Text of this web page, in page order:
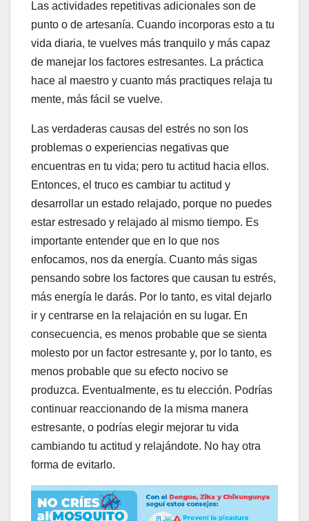
Las actividades repetitivas adicionales son de
punto o de artesanía. Cuando incorporas esto a tu
vida diaria, te vuelves más tranquilo y más capaz
de manejar los factores estresantes. La práctica
hace al maestro y cuanto más practiques relaja tu
mente, más fácil se vuelve.
Las verdaderas causas del estrés no son los
problemas o experiencias negativas que
encuentras en tu vida; pero tu actitud hacia ellos.
Entonces, el truco es cambiar tu actitud y
desarrollar un estado relajado, porque no puedes
estar estresado y relajado al mismo tiempo. Es
importante entender que en lo que nos
enfocamos, nos da energía. Cuanto más sigas
pensando sobre los factores que causan tu estrés,
más energía le darás. Por lo tanto, es vital dejarlo
ir y centrarse en la relajación en su lugar. En
consecuencia, es menos probable que se sienta
molesto por un factor estresante y, por lo tanto, es
menos probable que su efecto nocivo se
produzca. Eventualmente, es tu elección. Podrías
continuar reaccionando de la misma manera
estresante, o podrías elegir mejorar tu vida
cambiando tu actitud y relajándote. No hay otra
forma de evitarlo.